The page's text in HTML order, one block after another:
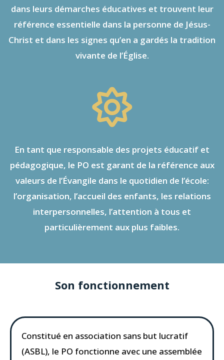
dans leurs démarches éducatives et trouvent leur
référence essentielle dans la personne de Jésus-
Christ et dans les signes qu’en a gardés la tradition
vivante de l’Église.
En tant que responsable des projets éducatif et
pédagogique, le PO est garant de la référence aux
valeurs de l’Évangile dans le quotidien de l’école:
l’organisation, l’accueil des enfants, les relations
interpersonnelles, l’attention à tous et
particulièrement aux plus faibles.
Son fonctionnement
Constitué en association sans but lucratif
(ASBL), le PO fonctionne avec une assemblée